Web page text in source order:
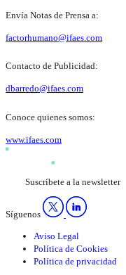
Envía Notas de Prensa a:
factorhumano@ifaes.com
Contacto de Publicidad:
dbarredo@ifaes.com
Conoce quienes somos:
www.ifaes.com
Suscríbete a la newsletter
Síguenos
Aviso Legal
Política de Cookies
Política de privacidad